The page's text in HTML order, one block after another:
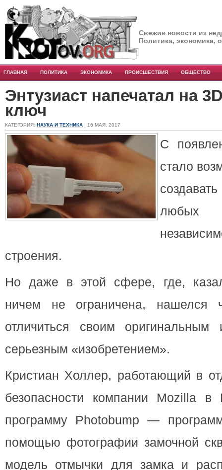
Свежие новости из
Политика, экономика,
ГЛАВНАЯ ПОЛИТИКА ЭКОНОМИКА ПРОИСШЕСТВИЯ ОБЩЕСТВО
Энтузиаст напечатал на
ключ
КАТЕГОРИЯ: НАУКА И ТЕХНИКА | 16 МАЯ, 2017
С
стало
строения.
Но даже в этой сфере, где,
ничем не ограничена, нашелся
отличиться своим
серьезным «изобретением».
Кристиан Холлер, работающий в
безопасности компании Mozilla в
программу Photobump —
помощью фотографии замочной
модель отмычки для замка и